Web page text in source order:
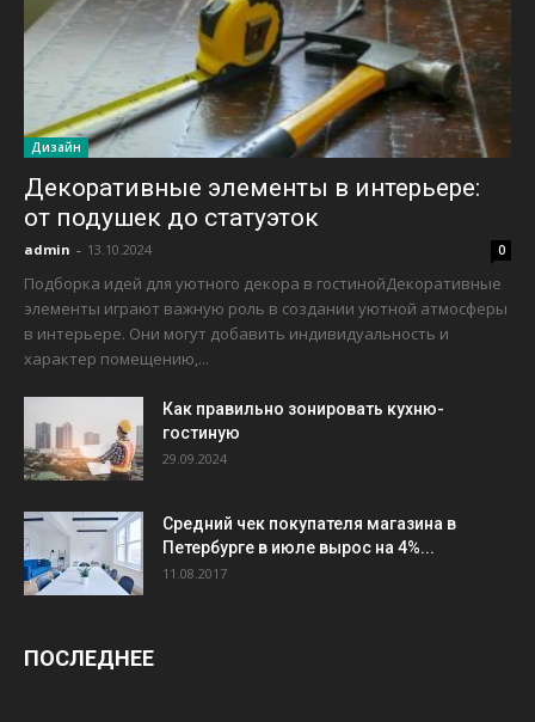
Дизайн
Декоративные элементы в интерьере:
от подушек до статуэток
admin - 13.10.2024 0
Подборка идей для уютного декора в гостинойДекоративные
элементы играют важную роль в создании уютной атмосферы
в интерьере. Они могут добавить индивидуальность и
характер помещению,...
Как правильно зонировать кухню-
гостиную
29.09.2024
Средний чек покупателя магазина в
Петербурге в июле вырос на 4%...
11.08.2017
ПОСЛЕДНЕЕ